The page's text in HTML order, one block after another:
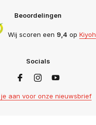
Beoordelingen
Wij scoren een 9,4 op Kiyoh
Socials
je aan voor onze nieuwsbrief